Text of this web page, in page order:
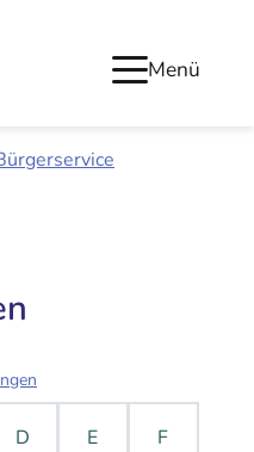
Menü
D E F